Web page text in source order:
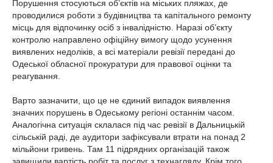
Порушення стосуються об’єктів на міських пляжах, де
проводилися роботи з будівництва та капітального ремонту
місць для відпочинку осіб з інвалідністю. Наразі об’єкту
контролю направлено офіційну вимогу щодо усунення
виявлених недоліків, а всі матеріали ревізії передані до
Одеської обласної прокуратури для правової оцінки та
реагування.
Варто зазначити, що це не єдиний випадок виявлення
значних порушень в Одеському регіоні останнім часом.
Аналогічна ситуація склалася під час ревізії в Дальницькій
сільській раді, де аудитори зафіксували втрати на понад 2
мільйони гривень. Там 11 підрядних організацій також